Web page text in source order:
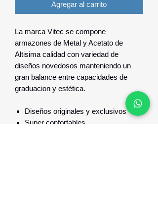
Agregar al carrito
La marca Vitec se compone
armazones de Metal y Acetato de
Altisima calidad con variedad de
diseños novedosos manteniendo un
gran balance entre capacidades de
graduacion y estética.
Diseños originales y exclusivos
Super confortables